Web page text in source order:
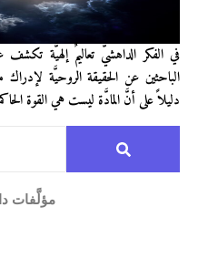
في الفكر الداهشيّ تعاليمٌ إلهيَّة
الباحثين عن الحقيقة الروحيَّة لإدراك
دليلاً على أنَّ المادَّة ليست هي القوة
مؤلَّفات